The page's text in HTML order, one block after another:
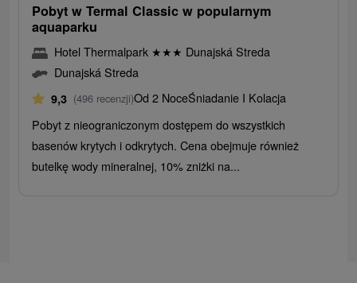
Pobyt w Termal Classic w popularnym
aquaparku
Hotel Thermalpark ★★★ Dunajská Streda
Dunajská Streda
9,3 (496 recenzji)Od 2 NoceŚniadanie I Kolacja
Pobyt z nieograniczonym dostępem do wszystkich
basenów krytych i odkrytych. Cena obejmuje również
butelkę wody mineralnej, 10% zniżki na...